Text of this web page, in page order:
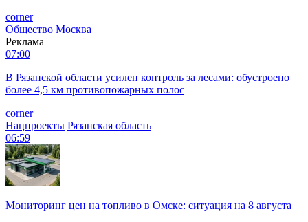
corner
Общество Москва
Реклама
07:00
В Рязанской области усилен контроль за лесами: обустроено
более 4,5 км противопожарных полос
corner
Нацпроекты Рязанская область
06:59
Мониторинг цен на топливо в Омске: ситуация на 8 августа